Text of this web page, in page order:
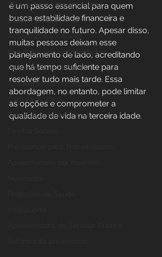
Planejamento Previdenciário
Direito Previdenciário
Incapacidade / Auxílio
Benefícios por incapacidade
Aposentadoria Especial
Aposentadoria por idade
Carreira Jurídica
Previdência Internacional
é um passo essencial para quem
busca estabilidade financeira e
tranquilidade no futuro. Apesar disso,
muitas pessoas deixam esse
planejamento de lado, acreditando
que há tempo suficiente para
resolver tudo mais tarde. Essa
abordagem, no entanto, pode limitar
as opções e comprometer a
qualidade de vida na terceira idade.